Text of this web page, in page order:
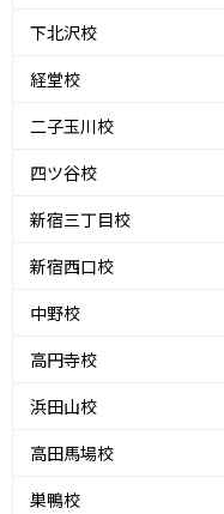
下北沢校
経堂校
二子玉川校
四ツ谷校
新宿三丁目校
新宿西口校
中野校
高円寺校
浜田山校
高田馬場校
巣鴨校